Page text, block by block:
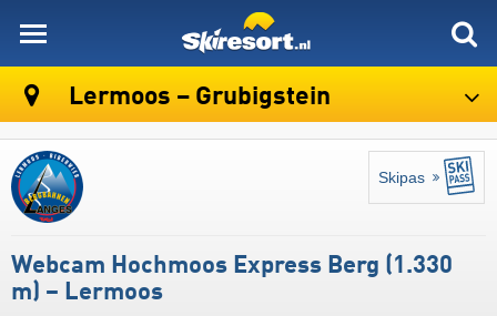
Lermoos – Grubigstein
Skipas
Webcam Hochmoos Express Berg (1.330
m) – Lermoos